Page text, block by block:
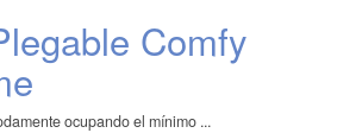
Comfy
ocupando el mínimo ...